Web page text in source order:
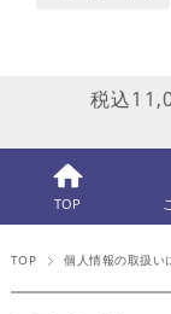
税込
TOP
TOP 個人情報の取扱い